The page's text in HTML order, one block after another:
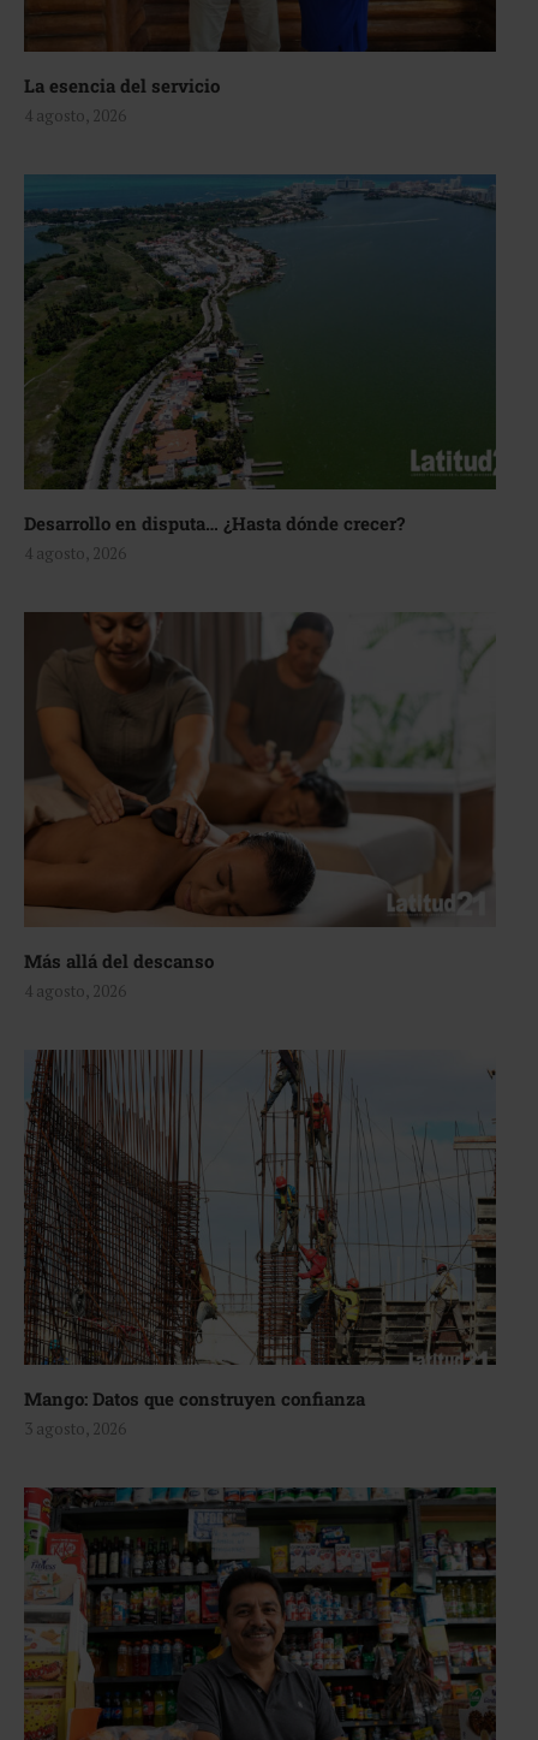
La esencia del servicio
4 agosto, 2026
Desarrollo en disputa… ¿Hasta dónde crecer?
4 agosto, 2026
Más allá del descanso
4 agosto, 2026
Mango: Datos que construyen confianza
3 agosto, 2026